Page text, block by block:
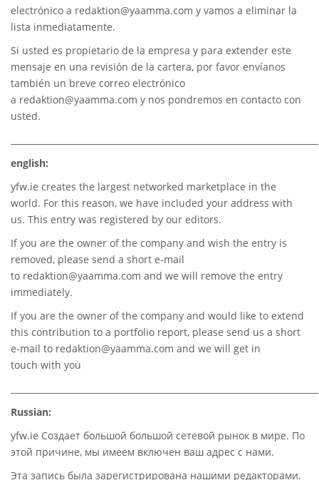
electrónico a redaktion@yaamma.com y vamos a eliminar la
lista inmediatamente.
Si usted es propietario de la empresa y para extender este
mensaje en una revisión de la cartera, por favor envíanos
también un breve correo electrónico
a redaktion@yaamma.com y nos pondremos en contacto con
usted.
english:
yfw.ie creates the largest networked marketplace in the
world. For this reason, we have included your address with
us. This entry was registered by our editors.
If you are the owner of the company and wish the entry is
removed, please send a short e-mail
to redaktion@yaamma.com and we will remove the entry
immediately.
If you are the owner of the company and would like to extend
this contribution to a portfolio report, please send us a short
e-mail to redaktion@yaamma.com and we will get in
touch with you
Russian:
yfw.ie Создает большой большой сетевой рынок в мире. По
этой причине, мы имеем включен ваш адрес с нами.
Эта запись была зарегистрирована нашими редакторами.